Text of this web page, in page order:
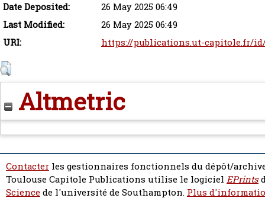
Date Deposited:
26 May 2025 06:49
Last Modified:
26 May 2025 06:49
URI:
https://publications.ut-capitole.fr/
Altmetric
Contacter les gestionnaires fonctionnels du dépôt/
Toulouse Capitole Publications utilise le logiciel EPrints
Sciencede l'université de Southampton. Plus